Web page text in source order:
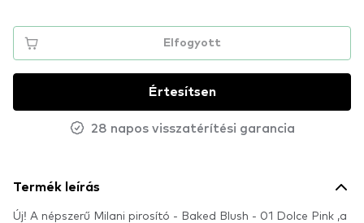
Elfogyott
Értesítsen
28 napos visszatérítési garancia
Termék leírás
Új! A népszerű Milani pirosító - Baked Blush - 01 Dolce Pink ,a